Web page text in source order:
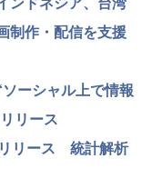
制作・配信を支援
ーシャル上で情報
リース
リース 統計解析